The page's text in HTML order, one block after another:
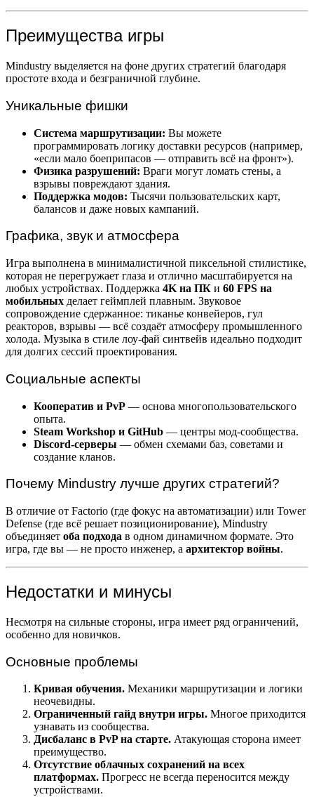
Преимущества игры
Mindustry выделяется на фоне других стратегий благодаря
простоте входа и безграничной глубине.
Уникальные фишки
Система маршрутизации: Вы можете
программировать логику доставки ресурсов (например,
«если мало боеприпасов — отправить всё на фронт»).
Физика разрушений: Враги могут ломать стены, а
взрывы повреждают здания.
Поддержка модов: Тысячи пользовательских карт,
балансов и даже новых кампаний.
Графика, звук и атмосфера
Игра выполнена в минималистичной пиксельной стилистике,
которая не перегружает глаза и отлично масштабируется на
любых устройствах. Поддержка 4K на ПК и 60 FPS на
мобильных делает геймплей плавным. Звуковое
сопровождение сдержанное: тиканье конвейеров, гул
реакторов, взрывы — всё создаёт атмосферу промышленного
холода. Музыка в стиле лоу-фай синтвейв идеально подходит
для долгих сессий проектирования.
Социальные аспекты
Кооператив и PvP — основа многопользовательского
опыта.
Steam Workshop и GitHub — центры мод-сообщества.
Discord-серверы — обмен схемами баз, советами и
создание кланов.
Почему Mindustry лучше других стратегий?
В отличие от Factorio (где фокус на автоматизации) или Tower
Defense (где всё решает позиционирование), Mindustry
объединяет оба подхода в одном динамичном формате. Это
игра, где вы — не просто инженер, а архитектор войны.
Недостатки и минусы
Несмотря на сильные стороны, игра имеет ряд ограничений,
особенно для новичков.
Основные проблемы
Кривая обучения. Механики маршрутизации и логики
неочевидны.
Ограниченный гайд внутри игры. Многое приходится
узнавать из сообщества.
Дисбаланс в PvP на старте. Атакующая сторона имеет
преимущество.
Отсутствие облачных сохранений на всех
платформах. Прогресс не всегда переносится между
устройствами.